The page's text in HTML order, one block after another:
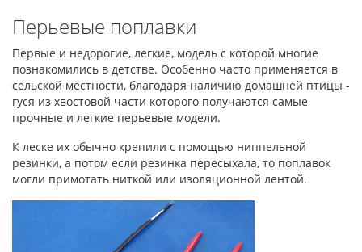
Перьевые поплавки
Первые и недорогие, легкие, модель с которой многие
познакомились в детстве. Особенно часто применяется в
сельской местности, благодаря наличию домашней птицы -
гуся из хвостовой части которого получаются самые
прочные и легкие перьевые модели.
К леске их обычно крепили с помощью ниппельной
резинки, а потом если резинка пересыхала, то поплавок
могли примотать ниткой или изоляционной лентой.